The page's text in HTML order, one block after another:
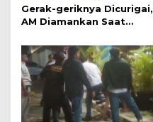
Gerak-geriknya Dicurigai,
AM Diamankan Saat